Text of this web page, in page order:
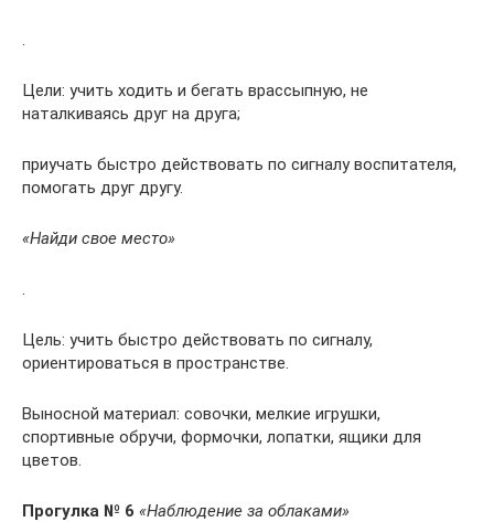
.
Цели: учить ходить и бегать врассыпную, не
наталкиваясь друг на друга;
приучать быстро действовать по сигналу воспитателя,
помогать друг другу.
«Найди свое место»
.
Цель: учить быстро действовать по сигналу,
ориентироваться в пространстве.
Выносной материал: совочки, мелкие игрушки,
спортивные обручи, формочки, лопатки, ящики для
цветов.
Прогулка № 6 «Наблюдение за облаками»